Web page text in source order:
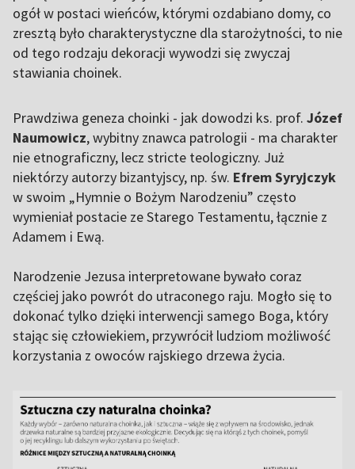
ogół w postaci wieńców, którymi ozdabiano domy, co
zresztą było charakterystyczne dla starożytności, to nie
od tego rodzaju dekoracji wywodzi się zwyczaj
stawiania choinek.
Prawdziwa geneza choinki - jak dowodzi ks. prof. Józef
Naumowicz, wybitny znawca patrologii - ma charakter
nie etnograficzny, lecz stricte teologiczny. Już
niektórzy autorzy bizantyjscy, np. św. Efrem Syryjczyk
w swoim „Hymnie o Bożym Narodzeniu” często
wymieniał postacie ze Starego Testamentu, łącznie z
Adamem i Ewą.
Narodzenie Jezusa interpretowane bywało coraz
częściej jako powrót do utraconego raju. Mogło się to
dokonać tylko dzięki interwencji samego Boga, który
stając się człowiekiem, przywrócił ludziom możliwość
korzystania z owoców rajskiego drzewa życia.